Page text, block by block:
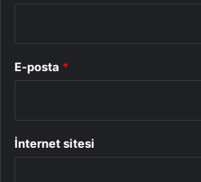
E-posta *
İnternet sitesi